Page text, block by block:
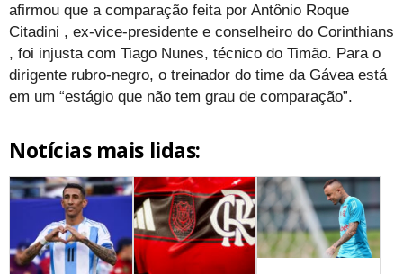
afirmou que a comparação feita por Antônio Roque
Citadini , ex-vice-presidente e conselheiro do Corinthians
, foi injusta com Tiago Nunes, técnico do Timão. Para o
dirigente rubro-negro, o treinador do time da Gávea está
em um “estágio que não tem grau de comparação”.
Notícias mais lidas: